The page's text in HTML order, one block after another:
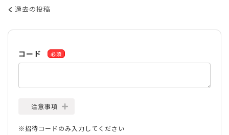
過去の投稿
コード 必須
注意事項
※招待コードのみ入力してください